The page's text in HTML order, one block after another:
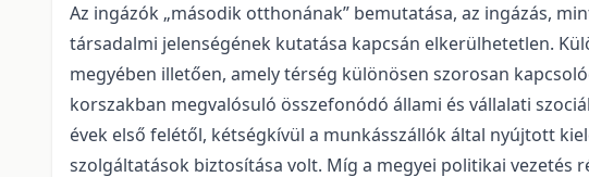
Az ingázók „második otthonának” bemutatása, az ingázás,
társadalmi jelenségének kutatása kapcsán elkerülhetetlen.
megyében illetően, amely térség különösen szorosan
korszakban megvalósuló összefonódó állami és vállalati
évek első felétől, kétségkívül a munkásszállók által nyújtott
szolgáltatások biztosítása volt. Míg a megyei politikai vezetés